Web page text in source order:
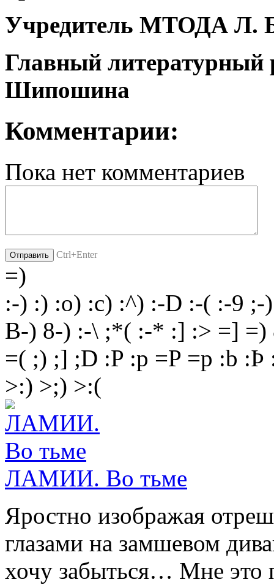
Учредитель МТОДА Л.
Главный
Шипошина
Комментарии:
Пока нет комментариев
Ctrl+Enter
=)
:-) :) :o) :c) :^) :-D :-( :-9 ;-)
B-) 8-) :-\ ;*( :-* :] :> =] =)
=( ;) ;] ;D :P :p =P =p :b :Þ
>:) >;) >:(
ЛАМИИ. Во тьме
Яростно изображая
глазами на замшевом
хочу забыться… Мне